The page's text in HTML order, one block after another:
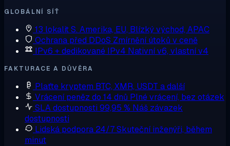
GLOBÁLNÍ SÍŤ
13 lokalitS. Amerika, EU, Blízký východ, APAC
Ochrana před DDoS Zmírnění útoků v ceně
IPv6 + dedikované IPv4 Nativní v6, vlastní v4
FAKTURACE A DŮVĚRA
Plaťte kryptem BTC, XMR, USDT a další
Vrácení peněz do 14 dnů Plné vrácení, bez otázek
SLA dostupnosti 99,95 % Náš závazek
dostupnosti
Lidská podpora 24/7Skuteční inženýři, během
minut